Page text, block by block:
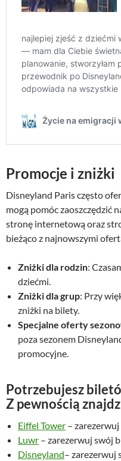
Promocje i zniżki
Disneyland Paris często
mogą pomóc zaoszczędzić
stronę internetową oraz
bieżąco z najnowszymi
Zniżki dla rodzin:
dziećmi.
Zniżki dla grup: Przy
zniżki na bilety.
Specjalne oferty
poza sezonem
promocyjne.
Potrzebujesz
Z pewnością
Eiffel Tower –
Luwr – zarezerwuj swój
Disneyland– zarezerwuj